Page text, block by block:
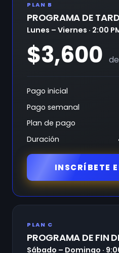
PLAN B
PROGRAMA DE
Lunes – Viernes · 2:00
$3,600
Pago inicial
Pago semanal
Plan de pago
Duración
INSCRÍBETE
PLAN C
PROGRAMA DE FIN
Sábado – Domingo ·